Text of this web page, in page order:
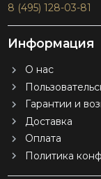
8 (495) 128-03-81
Информация
О нас
Гарантии и
Доставка
Оплата
Политика